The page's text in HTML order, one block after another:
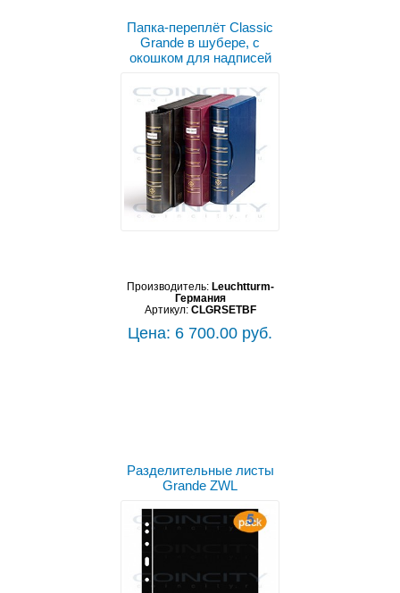
Папка-переплёт Classic
Grande в шубере, с
окошком для надписей
Производитель: Leuchtturm-
Германия
Артикул: CLGRSETBF
Цена: 6 700.00 руб.
Разделительные листы
Grande ZWL